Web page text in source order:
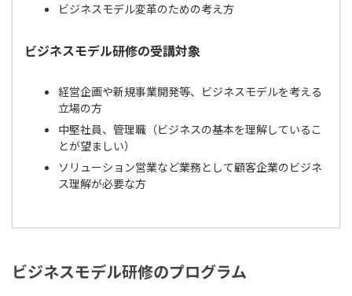
ビジネスモデル変革のための考え方
ビジネスモデル研修の受講対象
経営企画や新規事業開発等、ビジネスモデルを考える
立場の方
中堅社員、管理職（ビジネスの基本を理解しているこ
とが望ましい）
ソリューション営業など業務として顧客企業のビジネ
ス理解が必要な方
ビジネスモデル研修のプログラム